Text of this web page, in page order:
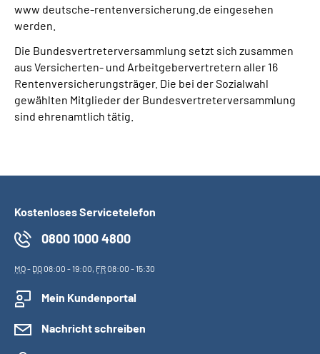
www deutsche-rentenversicherung.de eingesehen
werden.
Die Bundesvertreterversammlung setzt sich zusammen
aus Versicherten- und Arbeitgebervertretern aller 16
Rentenversicherungsträger. Die bei der Sozialwahl
gewählten Mitglieder der Bundesvertreterversammlung
sind ehrenamtlich tätig.
Kostenloses Servicetelefon
0800 1000 4800
MO- DO08:00 - 19:00, FR08:00 - 15:30
Mein Kundenportal
Nachricht schreiben